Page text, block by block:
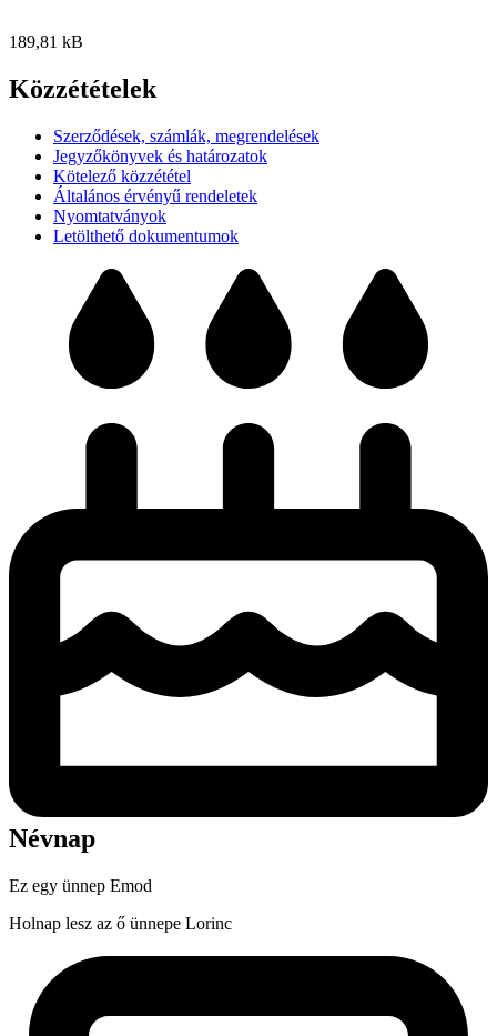
189,81 kB
Közzétételek
Szerződések, számlák, megrendelések
Jegyzőkönyvek és határozatok
Kötelező közzététel
Általános érvényű rendeletek
Nyomtatványok
Letölthető dokumentumok
Névnap
Ez egy ünnep Emod
Holnap lesz az ő ünnepe Lorinc